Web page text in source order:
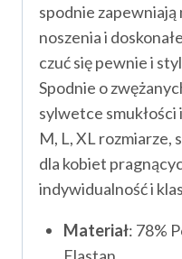
spodnie
noszenia i
czuć się pewnie i
Spodnie o
sylwetce smukłości
M, L, XL rozmiarze,
dla kobiet
indywidualność i
Materiał: 78%